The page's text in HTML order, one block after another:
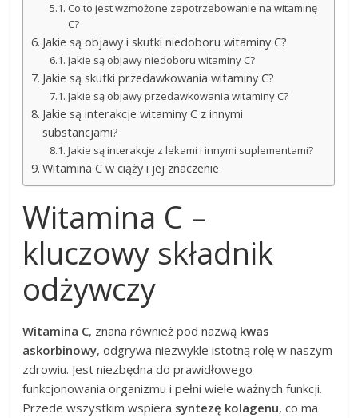
Co to jest wzmożone zapotrzebowanie na witaminę
C?
Jakie są objawy i skutki niedoboru witaminy C?
Jakie są objawy niedoboru witaminy C?
Jakie są skutki przedawkowania witaminy C?
Jakie są objawy przedawkowania witaminy C?
Jakie są interakcje witaminy C z innymi
substancjami?
Jakie są interakcje z lekami i innymi suplementami?
Witamina C w ciąży i jej znaczenie
Witamina C –
kluczowy składnik
odżywczy
Witamina C, znana również pod nazwą kwas
askorbinowy, odgrywa niezwykle istotną rolę w naszym
zdrowiu. Jest niezbędna do prawidłowego
funkcjonowania organizmu i pełni wiele ważnych funkcji.
Przede wszystkim wspiera syntezę kolagenu, co ma